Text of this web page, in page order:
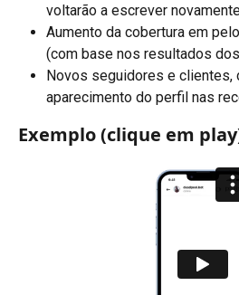
voltarão a escrever
Aumento da cobertura em
(com base nos resultados
Novos seguidores e clientes,
aparecimento do perfil nas
Exemplo (clique em